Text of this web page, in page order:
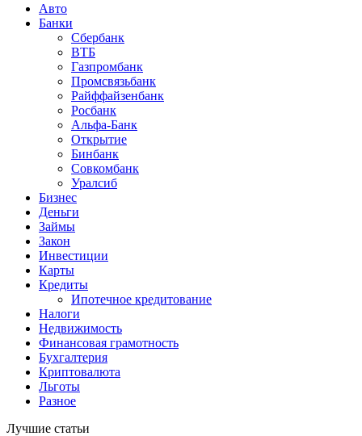
Авто
Банки
Сбербанк
ВТБ
Газпромбанк
Промсвязьбанк
Райффайзенбанк
Росбанк
Альфа-Банк
Открытие
Бинбанк
Совкомбанк
Уралсиб
Бизнес
Деньги
Займы
Закон
Инвестиции
Карты
Кредиты
Ипотечное кредитование
Налоги
Недвижимость
Финансовая грамотность
Бухгалтерия
Криптовалюта
Льготы
Разное
Лучшие статьи